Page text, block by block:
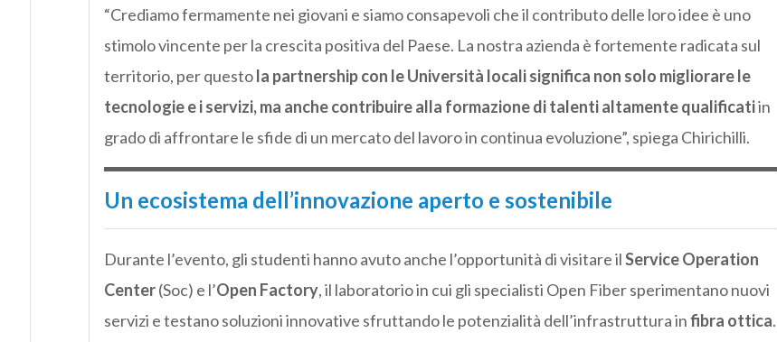
“Crediamo fermamente nei giovani e siamo consapevoli che il contributo delle loro idee è uno
stimolo vincente per la crescita positiva del Paese. La nostra azienda è fortemente radicata sul
territorio, per questola partnership con le Università locali significa non solo migliorare le
tecnologie e i servizi, ma anche contribuire alla formazione di talenti altamente qualificatiin
grado di affrontare le sfide di un mercato del lavoro in continua evoluzione”, spiega Chirichilli.
Un ecosistema dell’innovazione aperto e sostenibile
Durante l’evento, gli studenti hanno avuto anche l’opportunità di visitare ilService Operation
Center(Soc) e l’Open Factory, il laboratorio in cui gli specialisti Open Fiber sperimentano nuovi
servizi e testano soluzioni innovative sfruttando le potenzialità dell’infrastruttura infibra ottica.